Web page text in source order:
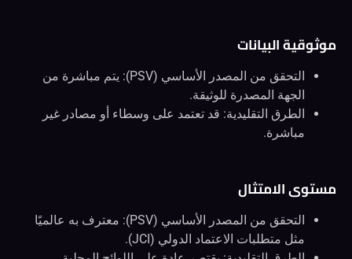
موثوقية البيانات
التحقق من المصدر الأساسي (PSV): يتم مباشرة من
الجهة المصدرة للوثيقة.
الطرق التقليدية: قد تعتمد على وسطاء أو مصادر غير
مباشرة.
مستوى الامتثال
التحقق من المصدر الأساسي (PSV): معترف به عالميًا
مثل متطلبات الاعتماد الدولي (JCI).